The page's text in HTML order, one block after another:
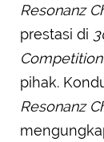
Resonanz
prestasi di
Competition
pihak.
Resonanz